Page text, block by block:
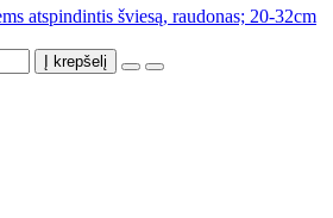
atspindintis šviesą, raudonas; 20-32cm
Į krepšelį